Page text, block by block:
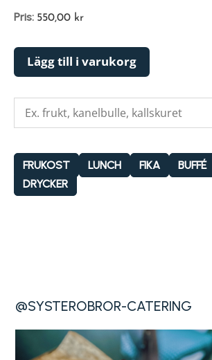
Pris: 550,00 kr
Lägg till i varukorg
FRUKOST LUNCH FIKA BUFFÉ
DRYCKER
@SYSTEROBROR-CATERING